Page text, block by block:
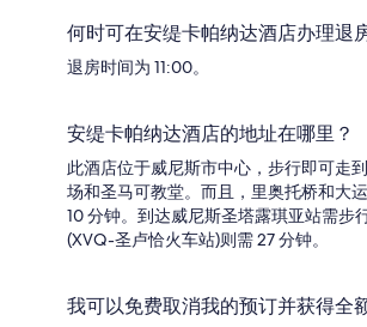
何时可在安缇卡帕纳达酒店办理退
退房时间为 11:00。
安缇卡帕纳达酒店的地址在哪里？
此酒店位于威尼斯市中心，步行即可走
场和圣马可教堂。而且，里奥托桥和大
10 分钟。到达威尼斯圣塔露琪亚站需步
(XVQ-圣卢恰火车站)则需 27 分钟。
我可以免费取消我的预订并获得全